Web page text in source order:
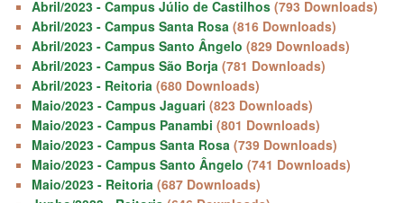
Abril/2023 - Campus Júlio de Castilhos (793 Downloads)
Abril/2023 - Campus Santa Rosa (816 Downloads)
Abril/2023 - Campus Santo Ângelo (829 Downloads)
Abril/2023 - Campus São Borja (781 Downloads)
Abril/2023 - Reitoria (680 Downloads)
Maio/2023 - Campus Jaguari (823 Downloads)
Maio/2023 - Campus Panambi (801 Downloads)
Maio/2023 - Campus Santa Rosa (739 Downloads)
Maio/2023 - Campus Santo Ângelo (741 Downloads)
Maio/2023 - Reitoria (687 Downloads)